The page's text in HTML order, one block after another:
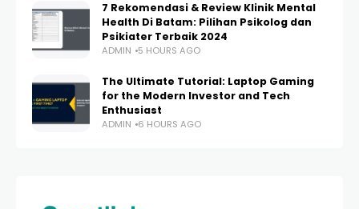
7 Rekomendasi & Review Klinik Mental
Health Di Batam: Pilihan Psikolog dan
Psikiater Terbaik 2024
ADMIN 5 HOURS AGO
The Ultimate Tutorial: Laptop Gaming
for the Modern Investor and Tech
Enthusiast
ADMIN 6 HOURS AGO